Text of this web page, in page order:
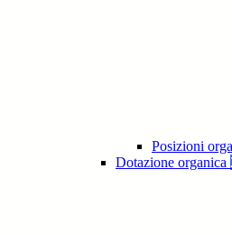
Posizioni
Dotazione organica